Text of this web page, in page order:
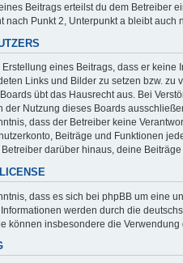
Beitrags erteilst du dem Betreiber
nach Punkt 2, Unterpunkt a bleibt
Erstellung eines Beitrags, dass er
Links und Bilder zu setzen bzw. zu
übt das Hausrecht aus. Bei
der Nutzung dieses Boards
dass der Betreiber keine
Beiträge und Funktionen
Betreiber darüber hinaus, deine
dass es sich bei phpBB um eine
werden durch die
können insbesondere die